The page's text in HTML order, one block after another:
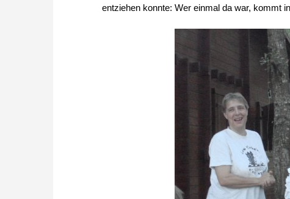
entziehen konnte: Wer einmal da war, kommt